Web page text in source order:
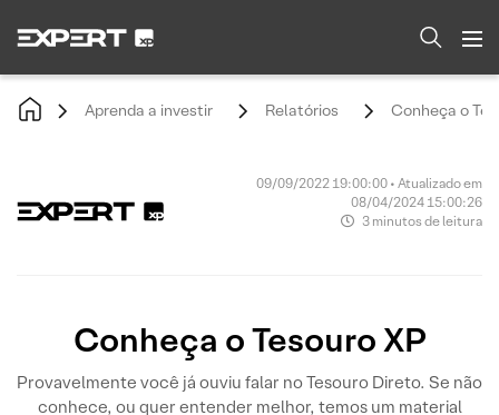
Aprenda a investir Relatórios Conheça o
09/09/2022 19:00:00 • Atualizado em
08/04/2024 15:00:26
3 minutos de leitura
Conheça o Tesouro XP
Provavelmente você já ouviu falar no Tesouro Direto. Se não
conhece, ou quer entender melhor, temos um material